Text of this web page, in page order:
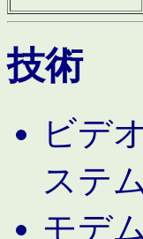
技術
ビデ
ステ
モデ